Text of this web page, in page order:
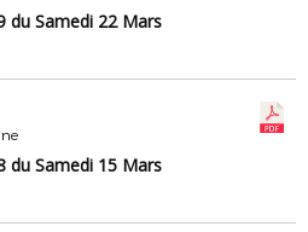
du Samedi 22 Mars
du Samedi 15 Mars